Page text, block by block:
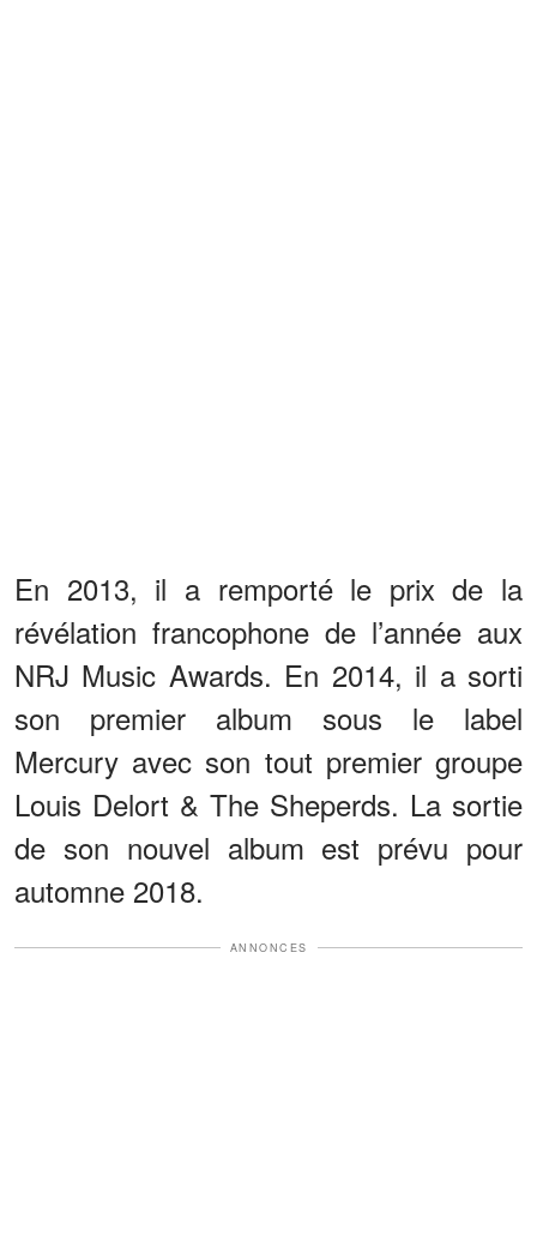
En 2013, il a remporté le prix de la
révélation francophone de l’année aux
NRJ Music Awards. En 2014, il a sorti
son premier album sous le label
Mercury avec son tout premier groupe
Louis Delort & The Sheperds. La sortie
de son nouvel album est prévu pour
automne 2018.
ANNONCES